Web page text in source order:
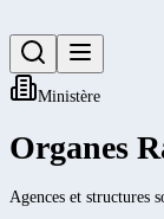
Ministère
Organes
Agences et structures